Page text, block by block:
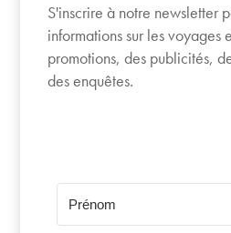
S'inscrire à notre newsletter
informations sur les voyages
promotions, des publicités,
des enquêtes.